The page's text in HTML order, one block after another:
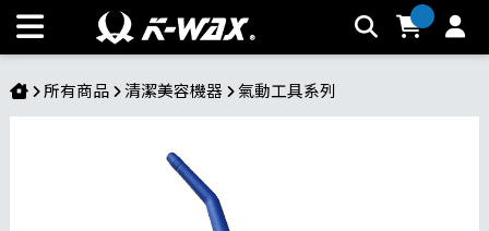
塑鋼風槍 | K-WAX台灣汽車美容材料
所有商品 清潔美容機器 氣動工具系列